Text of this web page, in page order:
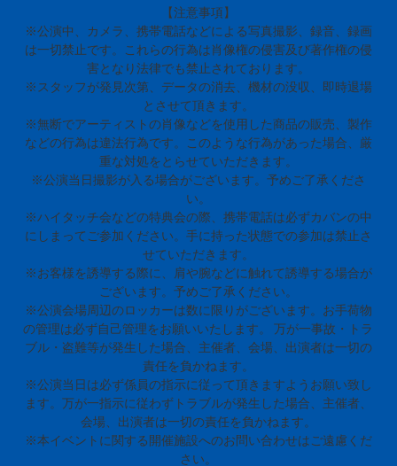
【注意事項】
※公演中、カメラ、携帯電話などによる写真撮影、録音、録画
は一切禁止です。これらの行為は肖像権の侵害及び著作権の侵
害となり法律でも禁止されております。
※スタッフが発見次第、データの消去、機材の没収、即時退場
とさせて頂きます。
※無断でアーティストの肖像などを使用した商品の販売、製作
などの行為は違法行為です。このような行為があった場合、厳
重な対処をとらせていただきます。
※公演当日撮影が入る場合がございます。予めご了承くださ
い。
※ハイタッチ会などの特典会の際、携帯電話は必ずカバンの中
にしまってご参加ください。手に持った状態での参加は禁止さ
せていただきます。
※お客様を誘導する際に、肩や腕などに触れて誘導する場合が
ございます。予めご了承ください。
※公演会場周辺のロッカーは数に限りがございます。お手荷物
の管理は必ず自己管理をお願いいたします。 万が一事故・トラ
ブル・盗難等が発生した場合、主催者、会場、出演者は一切の
責任を負かねます。
※公演当日は必ず係員の指示に従って頂きますようお願い致し
ます。万が一指示に従わずトラブルが発生した場合、主催者、
会場、出演者は一切の責任を負かねます。
※本イベントに関する開催施設へのお問い合わせはご遠慮くだ
さい。